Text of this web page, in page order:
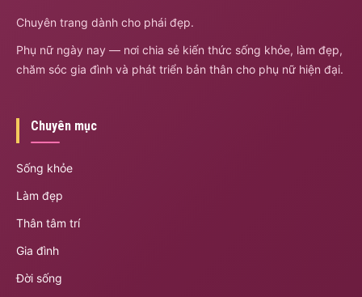
Chuyên trang dành cho phái đẹp.
Phụ nữ ngày nay — nơi chia sẻ kiến thức sống khỏe, làm đẹp,
chăm sóc gia đình và phát triển bản thân cho phụ nữ hiện đại.
Chuyên mục
Sống khỏe
Làm đẹp
Thân tâm trí
Gia đình
Đời sống